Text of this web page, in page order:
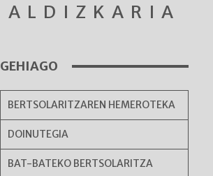
ALDIZKARIA
GEHIAGO
BERTSOLARITZAREN HEMEROTEKA
DOINUTEGIA
BAT-BATEKO BERTSOLARITZA